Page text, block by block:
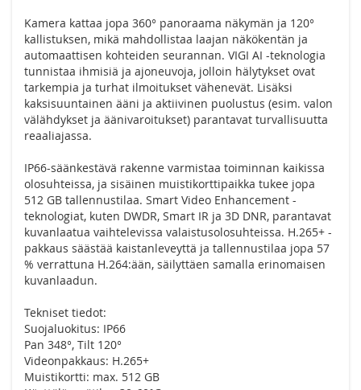
Kamera kattaa jopa 360° panoraama näkymän ja 120°
kallistuksen, mikä mahdollistaa laajan näkökentän ja
automaattisen kohteiden seurannan. VIGI AI -teknologia
tunnistaa ihmisiä ja ajoneuvoja, jolloin hälytykset ovat
tarkempia ja turhat ilmoitukset vähenevät. Lisäksi
kaksisuuntainen ääni ja aktiivinen puolustus (esim. valon
välähdykset ja äänivaroitukset) parantavat turvallisuutta
reaaliajassa.
IP66-säänkestävä rakenne varmistaa toiminnan kaikissa
olosuhteissa, ja sisäinen muistikorttipaikka tukee jopa
512 GB tallennustilaa. Smart Video Enhancement -
teknologiat, kuten DWDR, Smart IR ja 3D DNR, parantavat
kuvanlaatua vaihtelevissa valaistusolosuhteissa. H.265+ -
pakkaus säästää kaistanleveyttä ja tallennustilaa jopa 57
% verrattuna H.264:ään, säilyttäen samalla erinomaisen
kuvanlaadun.
Tekniset tiedot:
Suojaluokitus: IP66
Pan 348°, Tilt 120°
Videonpakkaus: H.265+
Muistikortti: max. 512 GB